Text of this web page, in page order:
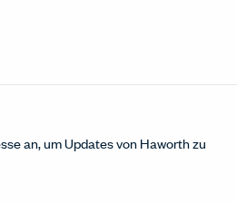
an, um Updates von Haworth zu